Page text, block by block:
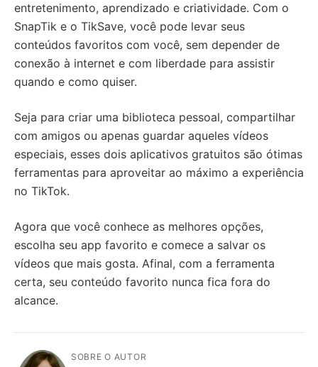
entretenimento, aprendizado e criatividade. Com o
SnapTik e o TikSave, você pode levar seus
conteúdos favoritos com você, sem depender de
conexão à internet e com liberdade para assistir
quando e como quiser.
Seja para criar uma biblioteca pessoal, compartilhar
com amigos ou apenas guardar aqueles vídeos
especiais, esses dois aplicativos gratuitos são ótimas
ferramentas para aproveitar ao máximo a experiência
no TikTok.
Agora que você conhece as melhores opções,
escolha seu app favorito e comece a salvar os
vídeos que mais gosta. Afinal, com a ferramenta
certa, seu conteúdo favorito nunca fica fora do
alcance.
SOBRE O AUTOR